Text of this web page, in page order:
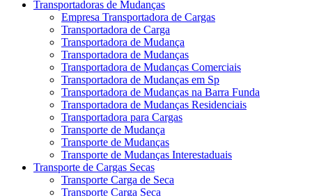
Transportadoras de Mudanças
Empresa Transportadora de Cargas
Transportadora de Carga
Transportadora de Mudança
Transportadora de Mudanças
Transportadora de Mudanças Comerciais
Transportadora de Mudanças em Sp
Transportadora de Mudanças na Barra Funda
Transportadora de Mudanças Residenciais
Transportadora para Cargas
Transporte de Mudança
Transporte de Mudanças
Transporte de Mudanças Interestaduais
Transporte de Cargas Secas
Transporte Carga de Seca
Transporte Carga Seca